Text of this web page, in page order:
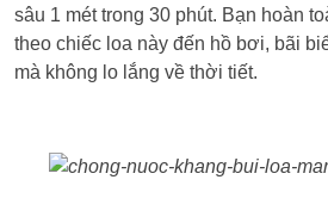
sâu 1 mét trong 30 phút. Bạn hoàn
theo chiếc loa này đến hồ bơi, bãi
mà không lo lắng về thời tiết.